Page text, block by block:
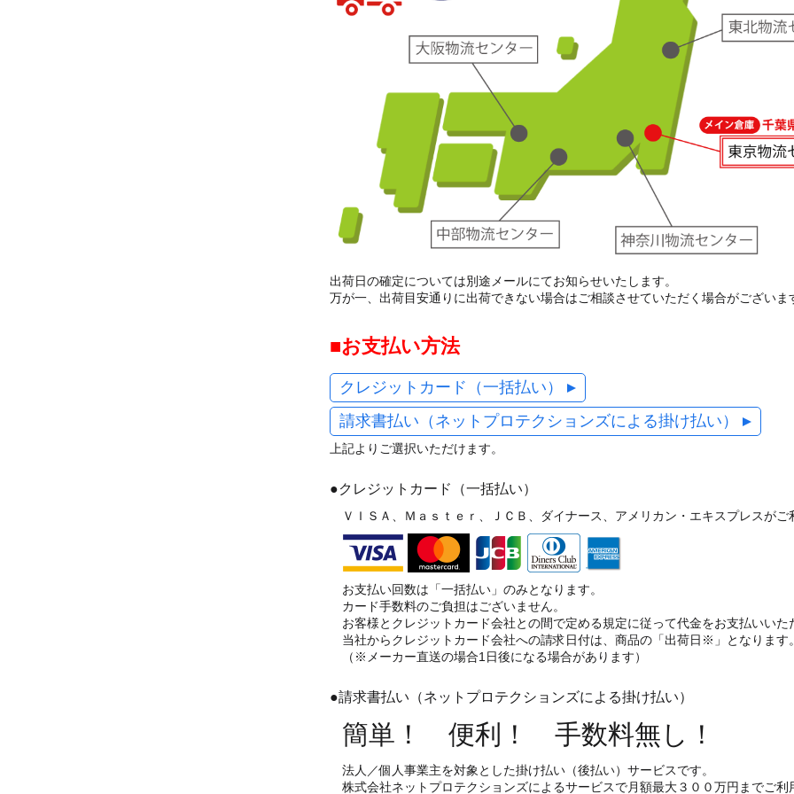
出荷日の確定については別途メールにてお知らせいたします。
万が一、出荷目安通りに出荷できない場合はご相談させていただく場合がございま
お支払い方法
クレジットカード（一括払い）
請求書払い（ネットプロテクションズによる掛け払い）
上記よりご選択いただけます。
●クレジットカード（一括払い）
ＶＩＳＡ、Ｍａｓｔｅｒ、ＪＣＢ、ダイナース、アメリカン・エキスプレスがご
お支払い回数は「一括払い」のみとなります。
カード手数料のご負担はございません。
お客様とクレジットカード会社との間で定める規定に従って代金をお支払いいた
当社からクレジットカード会社への請求日付は、商品の「出荷日※」となります
（※メーカー直送の場合1日後になる場合があります）
●請求書払い（ネットプロテクションズによる掛け払い）
簡単！ 便利！ 手数料無し！
法人／個人事業主を対象とした掛け払い（後払い）サービスです。
株式会社ネットプロテクションズによるサービスで月額最大３００万円までご